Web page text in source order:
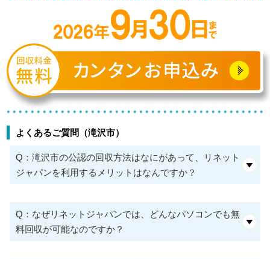
よくあるご質問（滝沢市）
Q：滝沢市の公認の回収方法はなにがあって、リネット
ジャパンを利用するメリットはなんですか？
Q：なぜリネットジャパンでは、どんなパソコンでも無
料回収が可能なのですか？